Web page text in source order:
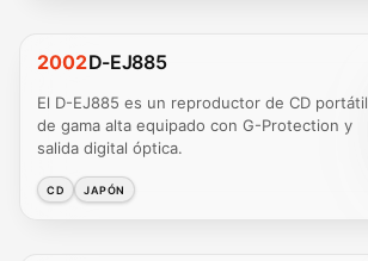
2002D-EJ885
El D-EJ885 es un reproductor de CD portátil
de gama alta equipado con G-Protection y
salida digital óptica.
CD JAPÓN